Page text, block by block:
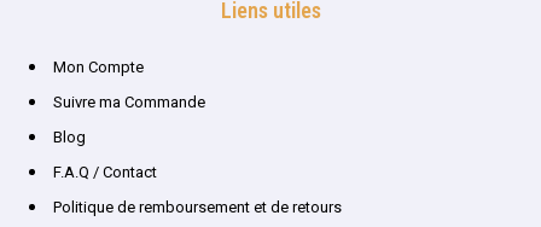
Liens utiles
Mon Compte
Suivre ma Commande
Blog
F.A.Q / Contact
Politique de remboursement et de retours